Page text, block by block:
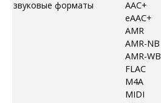
звуковые форматы
AAC+
eAAC+
AMR
AMR-NB
AMR-WB
FLAC
M4A
MIDI